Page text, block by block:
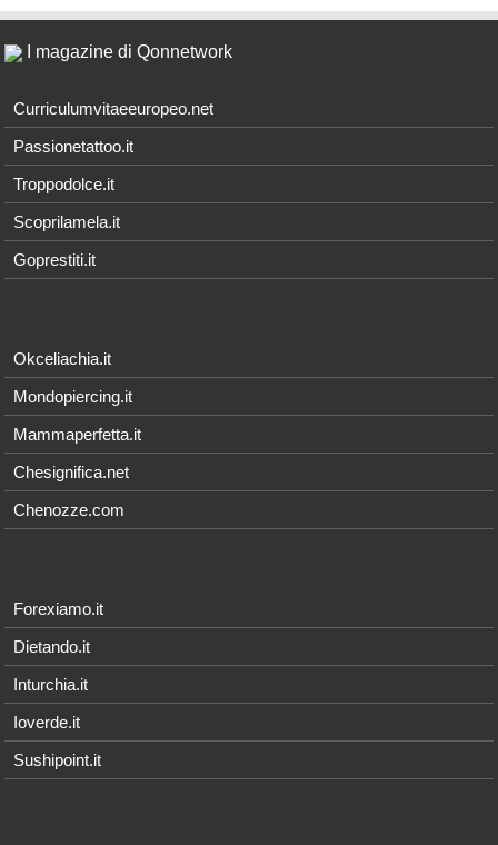
I magazine di Qonnetwork
Curriculumvitaeeuropeo.net
Passionetattoo.it
Troppodolce.it
Scoprilamela.it
Goprestiti.it
Okceliachia.it
Mondopiercing.it
Mammaperfetta.it
Chesignifica.net
Chenozze.com
Forexiamo.it
Dietando.it
Inturchia.it
Ioverde.it
Sushipoint.it